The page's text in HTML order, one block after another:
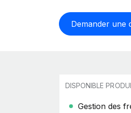
Demander une
DISPONIBLE
Gestion des